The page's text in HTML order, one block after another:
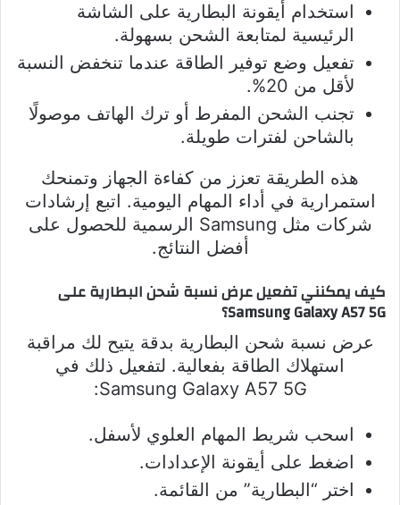
استخدام أيقونة البطارية على الشاشة
الرئيسية لمتابعة الشحن بسهولة.
تفعيل وضع توفير الطاقة عندما تنخفض النسبة
لأقل من 20%.
تجنب الشحن المفرط أو ترك الهاتف موصولًا
بالشاحن لفترات طويلة.
هذه الطريقة تعزز من كفاءة الجهاز وتمنحك
استمرارية في أداء المهام اليومية. اتبع إرشادات
شركات مثل Samsung الرسمية للحصول على
أفضل النتائج.
كيف يمكنني تفعيل عرض نسبة شحن البطارية على
Samsung Galaxy A57 5G؟
عرض نسبة شحن البطارية بدقة يتيح لك مراقبة
استهلاك الطاقة بفعالية. لتفعيل ذلك في
Samsung Galaxy A57 5G:
اسحب شريط المهام العلوي لأسفل.
اضغط على أيقونة الإعدادات.
اختر “البطارية” من القائمة.